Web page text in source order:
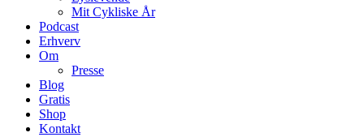
Mit Cykliske År
Podcast
Erhverv
Om
Presse
Blog
Gratis
Shop
Kontakt